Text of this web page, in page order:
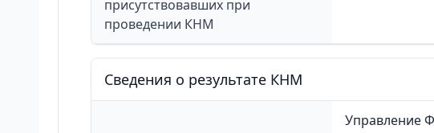
присутствовавших при
проведении КНМ
Сведения о результате КНМ
Управление